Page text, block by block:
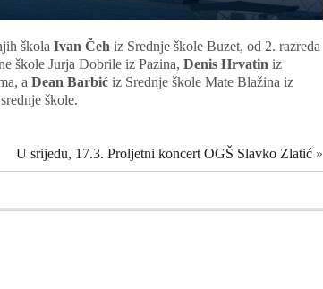
škola Ivan Čeh iz Srednje škole Buzet, od 2. razreda
škole Jurja Dobrile iz Pazina, Denis Hrvatin iz
a Dean Barbić iz Srednje škole Mate Blažina iz
škole.
U srijedu, 17.3. Proljetni koncert OGŠ Slavko Zlatić »